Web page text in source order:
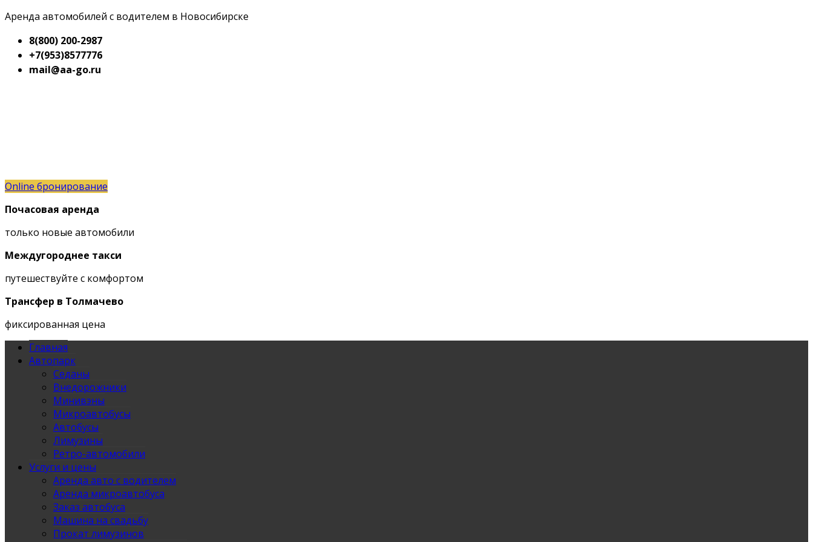
Аренда автомобилей с водителем в Новосибирске
8(800) 200-2987
+7(953)8577776
mail@aa-go.ru
Online бронирование
Почасовая аренда
только новые автомобили
Междугороднее такси
путешествуйте с комфортом
Трансфер в Толмачево
фиксированная цена
Главная
Автопарк
Седаны
Внедорожники
Минивэны
Микроавтобусы
Автобусы
Лимузины
Ретро-автомобили
Услуги и цены
Аренда авто с водителем
Аренда микроавтобуса
Заказ автобуса
Машина на свадьбу
Прокат лимузинов